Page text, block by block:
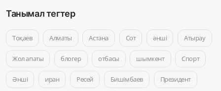
Танымал тегтер
Тоқаев Алматы Астана Сот әнші Атырау
Жол апаты блогер отбасы шымкент Спорт
Әнші иран Ресей Бишімбаев Президент